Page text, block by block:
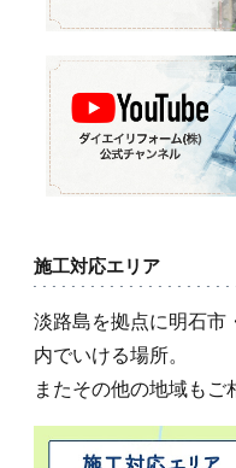
施工対応エリア
淡路島を拠点に明石市
内でいける場所。
またその他の地域もご